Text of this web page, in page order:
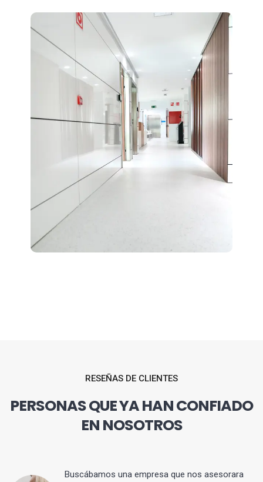
RESEÑAS DE CLIENTES
PERSONAS QUE YA HAN CONFIADO
EN NOSOTROS
Buscábamos una empresa que nos asesorara